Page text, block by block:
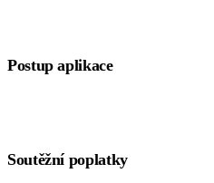
Postup aplikace
Soutěžní poplatky